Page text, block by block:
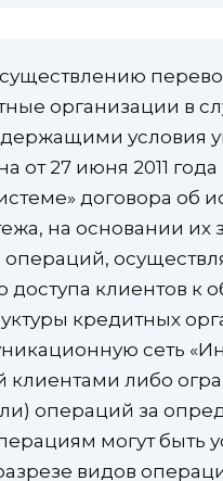
организации в
условия
от 27 июня 2011
договора об
на основании их
клиентов к
кредитных
сеть
клиентами либо
операций за
могут быть
видов